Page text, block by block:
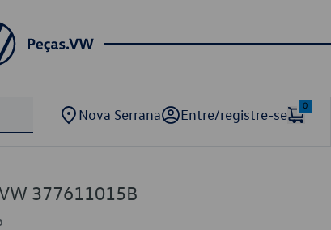
Nova Serrana Entre/registre-se
0
377611015B